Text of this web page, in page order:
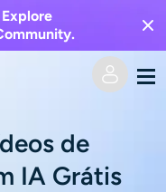
de
IA Grátis